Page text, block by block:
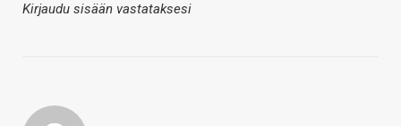
Kirjaudu sisään vastataksesi